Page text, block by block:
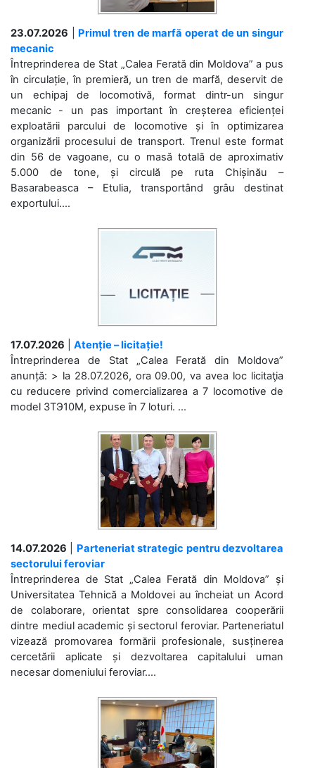
23.07.2026
Primul tren de marfă operat de un singur
mecanic
Întreprinderea de Stat „Calea Ferată din Moldova” a pus
în circulație, în premieră, un tren de marfă, deservit de
un echipaj de locomotivă, format dintr-un singur
mecanic - un pas important în creșterea eficienței
exploatării parcului de locomotive și în optimizarea
organizării procesului de transport. Trenul este format
din 56 de vagoane, cu o masă totală de aproximativ
5.000 de tone, și circulă pe ruta Chișinău –
Basarabeasca – Etulia, transportând grâu destinat
exportului....
17.07.2026
Atenție – licitație!
Întreprinderea de Stat „Calea Ferată din Moldova”
anunță: > la 28.07.2026, ora 09.00, va avea loc licitaţia
cu reducere privind comercializarea a 7 locomotive de
model 3ТЭ10М, expuse în 7 loturi. ...
14.07.2026
Parteneriat strategic pentru dezvoltarea
sectorului feroviar
Întreprinderea de Stat „Calea Ferată din Moldova” și
Universitatea Tehnică a Moldovei au încheiat un Acord
de colaborare, orientat spre consolidarea cooperării
dintre mediul academic și sectorul feroviar. Parteneriatul
vizează promovarea formării profesionale, susținerea
cercetării aplicate și dezvoltarea capitalului uman
necesar domeniului feroviar....